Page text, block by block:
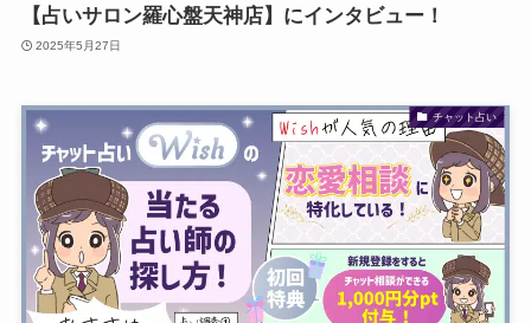
【占いサロン羅心盤天神店】にインタビュー！
2025年5月27日
チャット占い